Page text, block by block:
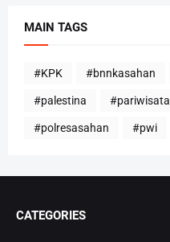
MAIN TAGS
#KPK #bnnkasahan
#palestina #pariwisata
#polresasahan #pwi
CATEGORIES